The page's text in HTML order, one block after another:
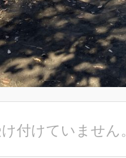
付けていません。